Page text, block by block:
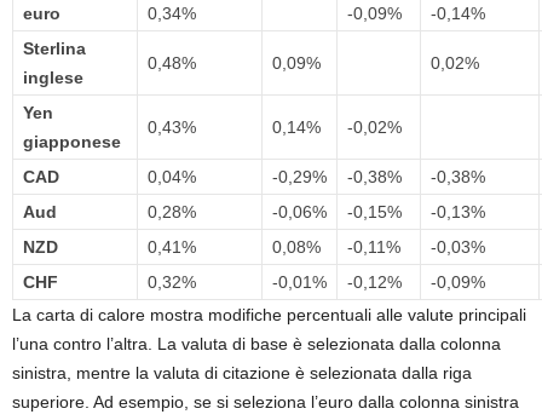
euro 0,34% -0,09%
-0,14%
Sterlina
inglese
0,48% 0,09% 0,02%
Yen
giapponese
0,43% 0,14% -0,02%
CAD 0,04% -0,29% -0,38%
-0,38%
Aud
0,28% -0,06% -0,15%
-0,13%
NZD
0,41% 0,08% -0,11%
-0,03%
CHF
0,32% -0,01% -0,12%
-0,09%
La carta di calore mostra modifiche percentuali alle valute principali
l’una contro l’altra. La valuta di base è selezionata dalla colonna
sinistra, mentre la valuta di citazione è selezionata dalla riga
superiore. Ad esempio, se si seleziona l’euro dalla colonna sinistra